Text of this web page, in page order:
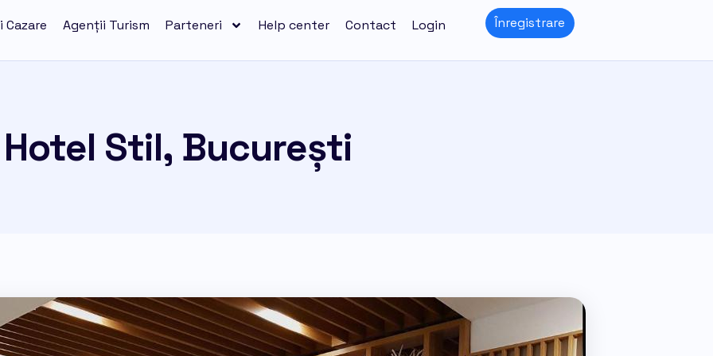
Cazare Agenții Turism Parteneri Help center Contact Login Înregistrare
Hotel Stil, București